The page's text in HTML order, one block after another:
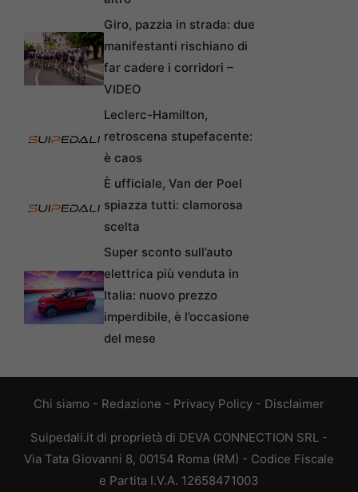
Giro, pazzia in strada: due
manifestanti rischiano di
far cadere i corridori –
VIDEO
Leclerc-Hamilton,
retroscena stupefacente:
è caos
È ufficiale, Van der Poel
spiazza tutti: clamorosa
scelta
Super sconto sull’auto
elettrica più venduta in
Italia: nuovo prezzo
imperdibile, è l’occasione
del mese
Chi siamo - Redazione - Privacy Policy - Disclaimer
Suipedali.it di proprietà di DEVA CONNECTION SRL -
Via Tata Giovanni 8, 00154 Roma (RM) - Codice Fiscale
e Partita I.V.A. 12658471003